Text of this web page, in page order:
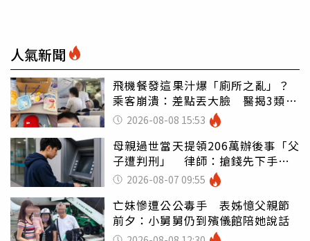
人氣新聞
飛機餐發這果汁爆「廁所之亂」？
乘客崩潰：差點丟大臉 醫揭3類人
別亂喝
2026-08-08 15:53
母親過世當天提領206萬辦後事「父
子遭判刑」 律師：搶錢先下手是
罪 2026-08-07 09:55
亡妹慘遭公公毒手 表姊憶父親節
前夕：小舅舅仍到殯儀館陪她說話